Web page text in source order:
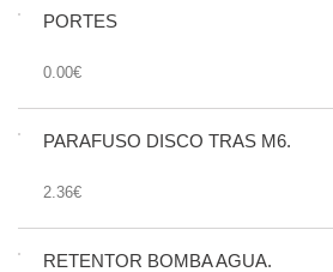
PORTES
0.00€
PARAFUSO DISCO TRÁS M6.
2.36€
RETENTOR BOMBA AGUA.